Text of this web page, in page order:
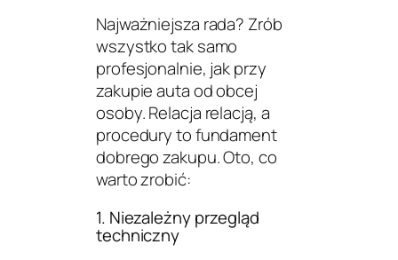
Najważniejsza rada? Zrób
wszystkotak samo
profesjonalnie, jak przy
zakupie auta od obcej
osoby. Relacja relacją, a
procedury to fundament
dobrego zakupu. Oto, co
warto zrobić:
1. Niezależny przegląd
techniczny